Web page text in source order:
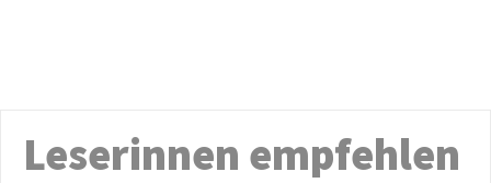
Leserinnen empfehlen